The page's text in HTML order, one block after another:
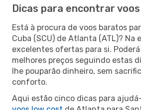
Dicas para encontrar
Está à procura de voos baratos
Cuba (SCU) de Atlanta (ATL)? Na
excelentes ofertas para si.
melhores preços seguindo estas
lhe pouparão dinheiro, sem
conforto.
Aqui estão cinco dicas para